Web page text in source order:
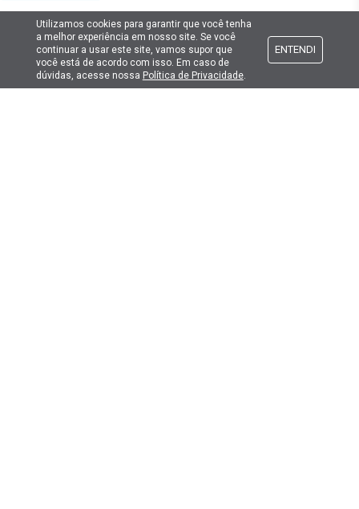
Cadastre seu e-mail
E fique por dentro das promoções e novidades da Lima Hobbies!
Utilizamos cookies para garantir que você tenha
a melhor experiência em nosso site. Se você
continuar a usar este site, vamos supor que
você está de acordo com isso. Em caso de
dúvidas, acesse nossa Política de Privacidade.
ENTENDI